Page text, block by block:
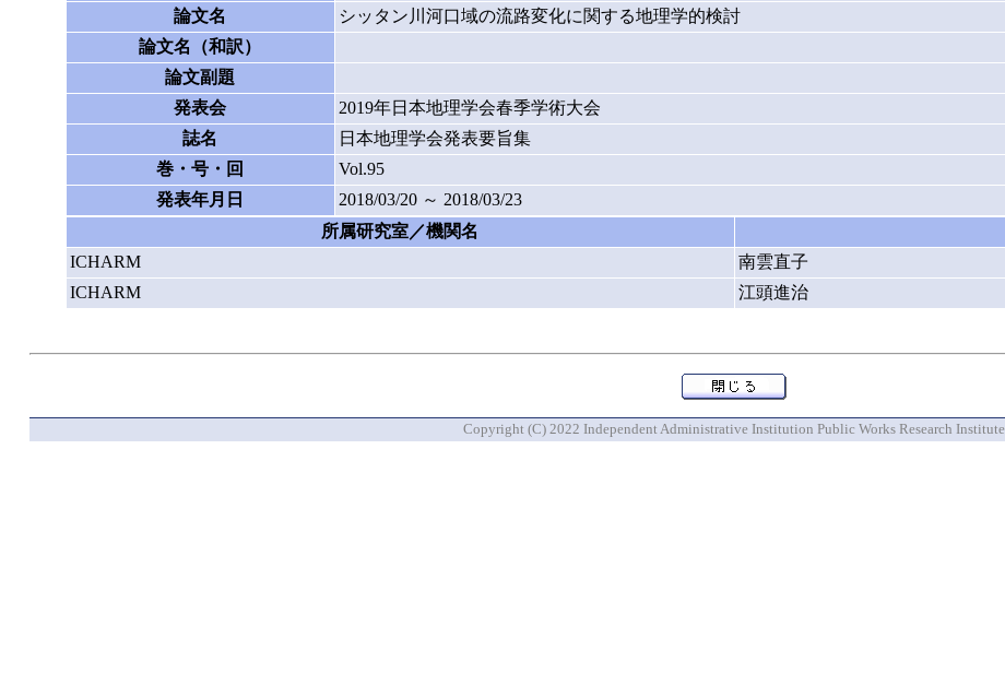
論文名
シッタン川河口域の流路変化に関する地理学的検討
論文名（和訳）
論文副題
発表会
2019年日本地理学会春季学術大会
誌名
日本地理学会発表要旨集
巻・号・回
Vol.95
発表年月日
2018/03/20 ～ 2018/03/23
所属研究室／機関名
ICHARM
南雲直子
ICHARM
江頭進治
Copyright (C) 2022 Independent Administrative Institution Public Works Research Institute